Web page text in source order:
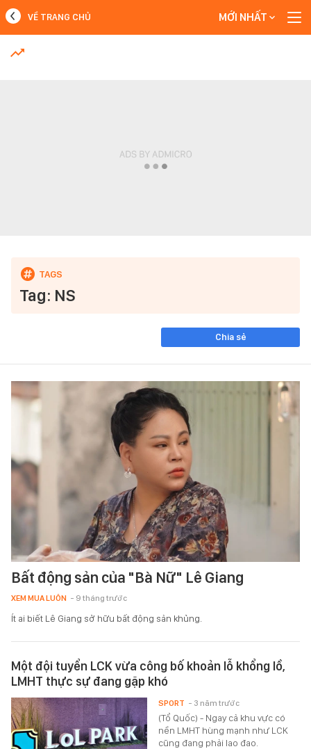
MỚI NHẤT
VỀ TRANG CHỦ MỚI NHẤT
Tag: NS
Chia sẻ
Bất động sản của "Bà Nữ" Lê Giang
XEM MUA LUÔN - 9 tháng trước
Ít ai biết Lê Giang sở hữu bất động sản khủng.
Một đội tuyển LCK vừa công bố khoản lỗ khổng lồ,
LMHT thực sự đang gặp khó
(Tổ Quốc) - Ngay cả khu vực có
nền LMHT hùng mạnh như LCK
cũng đang phải lao đao.
SPORT - 3 năm trước